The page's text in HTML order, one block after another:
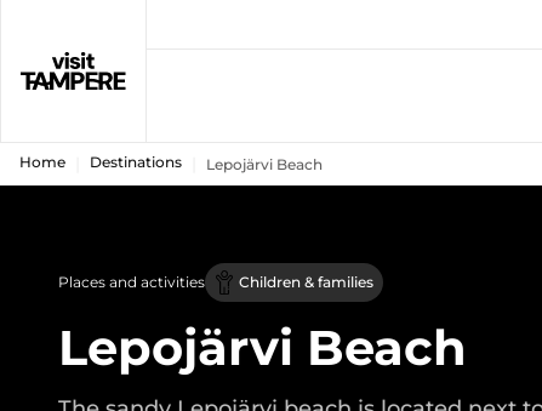
Home Destinations Lepojärvi Beach
Places and activities Children & families
Lepojärvi Beach